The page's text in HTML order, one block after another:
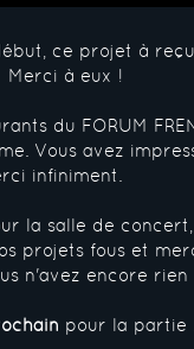
ce projet à
Merci à eux !
du FORUM
Vous avez
infiniment.
la salle de concert,
projets fous et
n'avez encore rien
pour la partie